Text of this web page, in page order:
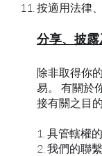
按適用法律
分享、披
除非取得你
易。 有關於
接有關之目
1. 具管轄權
2. 我們的聯